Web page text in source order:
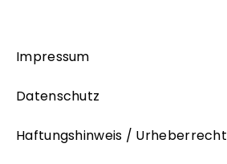
Impressum
Datenschutz
Haftungshinweis / Urheberrecht